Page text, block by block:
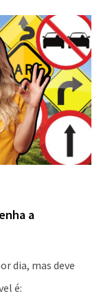
a
dia, mas deve
é: